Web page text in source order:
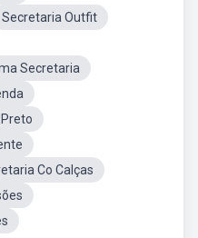
Secretaria Outfit
Secretaria
Co Calças